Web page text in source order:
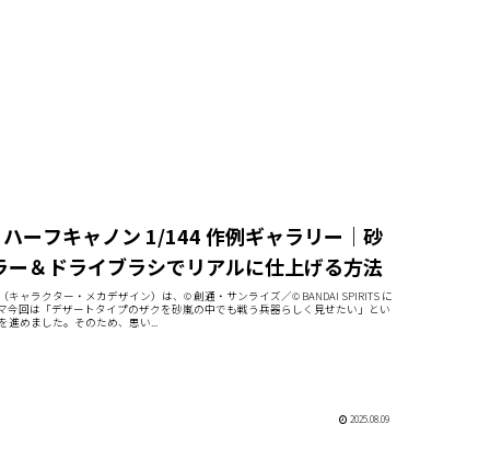
ーフキャノン 1/144 作例ギャラリー｜砂
ー＆ドライブラシでリアルに仕上げる方法
ャラクター・メカデザイン）は、© 創通・サンライズ／© BANDAI SPIRITS に
今回は「デザートタイプのザクを砂嵐の中でも戦う兵器らしく見せたい」とい
進めました。そのため、思い...
2025.08.09